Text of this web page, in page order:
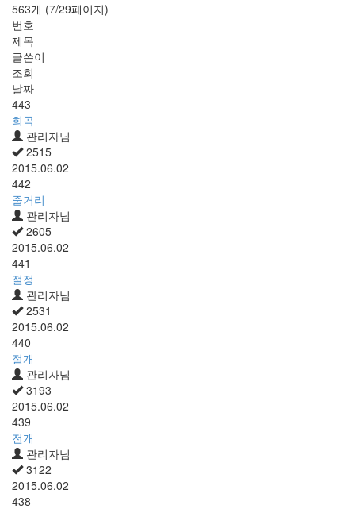
563개 (7/29페이지)
번호
제목
글쓴이
조회
날짜
443
희곡
관리자님
2515
2015.06.02
442
줄거리
관리자님
2605
2015.06.02
441
절정
관리자님
2531
2015.06.02
440
절개
관리자님
3193
2015.06.02
439
전개
관리자님
3122
2015.06.02
438